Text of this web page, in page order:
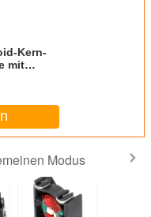
Kern-
mit
Modus